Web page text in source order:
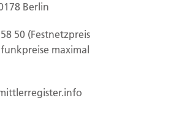
bevor. Die Kosten für...
Berlin
50 (Festnetzpreis
maximal